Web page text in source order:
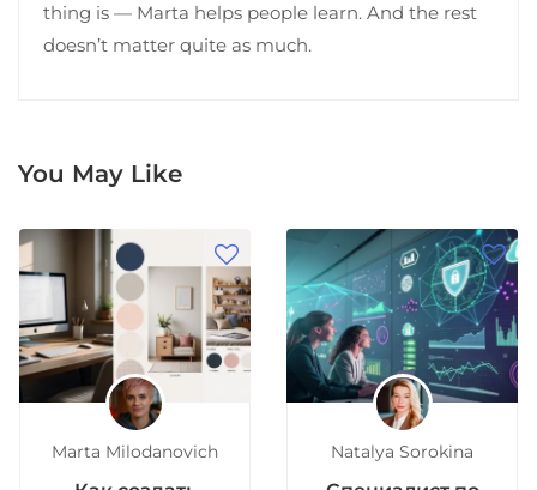
thing is — Marta helps people learn. And the rest
doesn’t matter quite as much.
You May Like
Marta Milodanovich Natalya Sorokina